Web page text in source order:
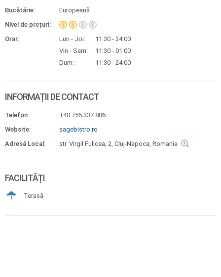
Bucătărie:
Europeană
Nivel de prețuri:
Orar:
Lun - Joi:
11:30 - 24:00
Vin - Sam:
11:30 - 01:00
Dum:
11:30 - 24:00
INFORMAȚII DE CONTACT
Telefon:
+40 755 337 886
Website:
sagebistro.ro
Adresă Local:
str. Virgil Fulicea, 2, Cluj-Napoca, Romania
FACILITĂȚI
Terasă